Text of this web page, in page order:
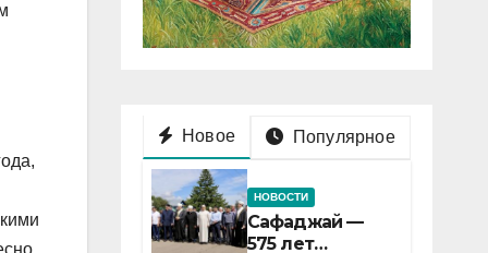
Новое Популярное
НОВОСТИ
Сафаджай —
575 лет